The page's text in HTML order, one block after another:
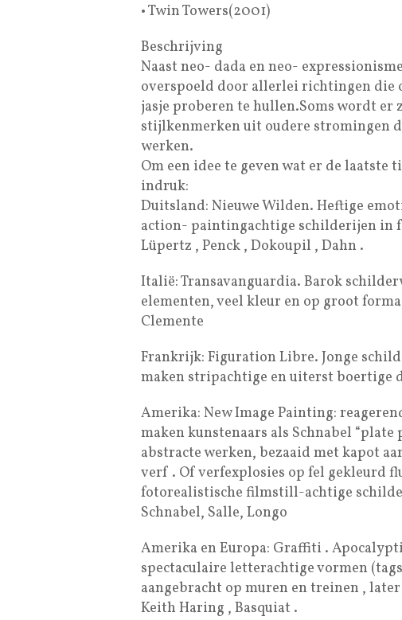
• Twin Towers(2001)
Beschrijving
Naast neo- dada en neo-
overspoeld door allerlei richtingen die
jasje proberen te hullen.Soms wordt er
stijlkenmerken uit oudere stromingen
werken.
Om een idee te geven wat er de laatste
indruk:
Duitsland: Nieuwe Wilden. Heftige
action- paintingachtige schilderijen in
Lüpertz , Penck , Dokoupil , Dahn .
Italië: Transavanguardia. Barok
elementen, veel kleur en op groot
Clemente
Frankrijk: Figuration Libre. Jonge
maken stripachtige en uiterst boertige
Amerika: New Image Painting:
maken kunstenaars als Schnabel
abstracte werken, bezaaid met kapot
verf . Of verfexplosies op fel gekleurd
fotorealistische filmstill-achtige
Schnabel, Salle, Longo
Amerika en Europa: Graffiti .
spectaculaire letterachtige vormen
aangebracht op muren en treinen ,
Keith Haring , Basquiat .